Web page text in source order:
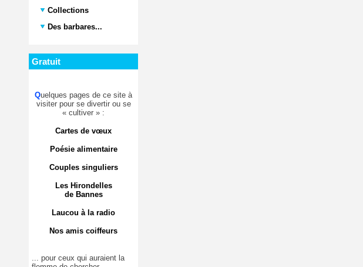
Collections
Des barbares...
Gratuit
Quelques pages de ce site à
visiter pour se divertir ou se
« cultiver » :
Cartes de vœux
Poésie alimentaire
Couples singuliers
Les Hirondelles
de Bannes
Laucou à la radio
Nos amis coiffeurs
... pour ceux qui auraient la